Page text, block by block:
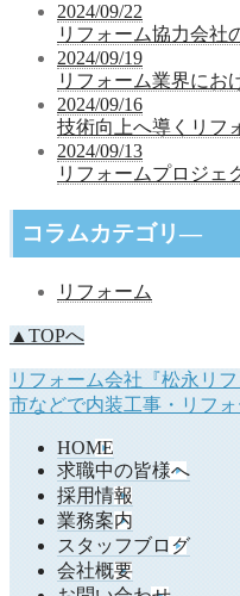
2024/09/22
リフォーム協力会社
2024/09/19
リフォーム業界にお
2024/09/16
技術向上へ導くリフ
2024/09/13
リフォームプロジェ
コラムカテゴリ―
リフォーム
▲TOPへ
リフォーム会社『松永リ
市などで内装工事・リフ
HOME
求職中の皆様へ
採用情報
業務案内
スタッフブログ
会社概要